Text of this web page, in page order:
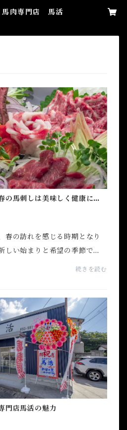
肉専門店 馬活
の馬刺しは美味しく健康にな
春の訪れを感じる時期となり
しい始まりと希望の季節で
も心が躍ります。そして、春に
続きを読む
門店馬活の魅力